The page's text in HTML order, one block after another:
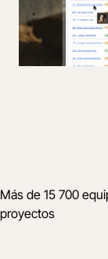
Más de 15 700
proyectos